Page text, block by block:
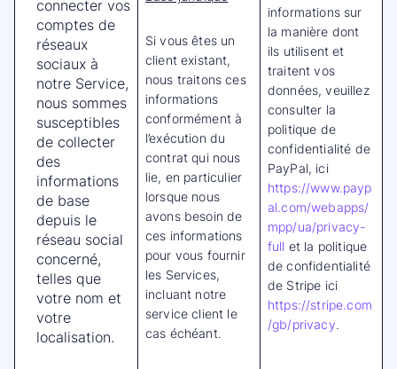
connecter vos
comptes de
réseaux
sociaux à
notre Service,
nous sommes
susceptibles
de collecter
des
informations
de base
depuis le
réseau social
concerné,
telles que
votre nom et
votre
localisation.
Si vous êtes un
client existant,
nous traitons ces
informations
conformément à
l’exécution du
contrat qui nous
lie, en particulier
lorsque nous
avons besoin de
ces informations
pour vous fournir
les Services,
incluant notre
service client le
cas échéant.
informations sur
la manière dont
ils utilisent et
traitent vos
données, veuillez
consulter la
politique de
confidentialité de
PayPal, ici
https://www.payp
al.com/webapps/
mpp/ua/privacy-
full et la politique
de confidentialité
de Stripe ici
https://stripe.com
/gb/privacy.